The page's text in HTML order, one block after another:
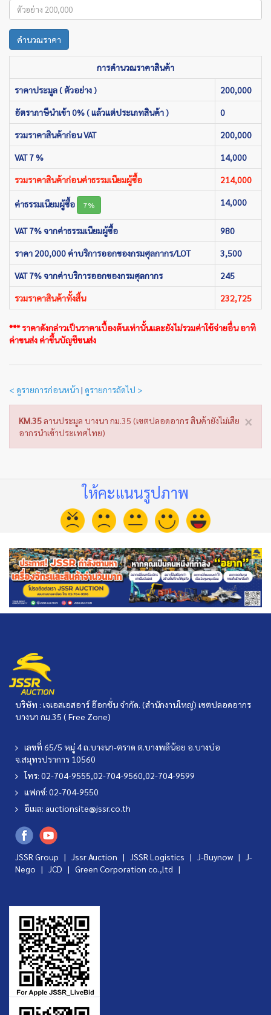
คำนวณราคา
การคำนวณราคาสินค้า
ราคาประมูล ( ตัวอย่าง ) 200,000
อัตราภาษีนำเข้า 0% ( แล้วแต่ประเภทสินค้า ) 0
รวมราคาสินค้าก่อน VAT 200,000
VAT 7 % 14,000
รวมราคาสินค้าก่อนค่าธรรมเนียมผู้ซื้อ 214,000
ค่าธรรมเนียมผู้ซื้อ 7% 14,000
VAT 7% จากค่าธรรมเนียมผู้ซื้อ 980
ราคา 200,000 ค่าบริการออกของกรมศุลกากร/LOT 3,500
VAT 7% จากค่าบริการออกของกรมศุลกากร 245
รวมราคาสินค้าทั้งสิ้น 232,725
*** ราคาดังกล่าวเป็นราคาเบื้องต้นเท่านั้นและยังไม่รวมค่าใช้จ่ายอื่น อาทิ
ค่าขนส่ง ค่าขึ้นบัญชีขนส่ง
< ดูรายการก่อนหน้า | ดูรายการถัดไป >
×
KM.35ลานประมูล บางนา กม.35 (เขตปลอดอากร สินค้ายังไม่เสีย
อากรนำเข้าประเทศไทย)
ให้คะแนนรูปภาพ
บริษัท : เจเอสเอสอาร์ อ๊อกชั่น จำกัด. (สำนักงานใหญ่) เขตปลอดอากร
บางนา กม.35 ( Free Zone)
เลขที่ 65/5 หมู่ 4 ถ.บางนา-ตราด ต.บางพลีน้อย อ.บางบ่อ
จ.สมุทรปราการ 10560
โทร: 02-704-9555,02-704-9560,02-704-9599
แฟกซ์: 02-704-9550
อีเมล: auctionsite@jssr.co.th
JSSR Group | Jssr Auction | JSSR Logistics | J-Buynow | J-
Nego | JCD | Green Corporation co.,ltd |